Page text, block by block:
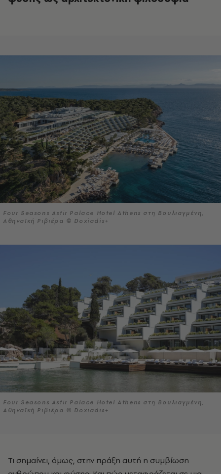
Four Seasons Astir Palace Hotel Athens στη Βουλιαγμένη,
Αθηναϊκή Ριβιέρα © Doxiadis+
Four Seasons Astir Palace Hotel Athens στη Βουλιαγμένη,
Αθηναϊκή Ριβιέρα © Doxiadis+
Τι σημαίνει, όμως, στην πράξη αυτή η συμβίωση